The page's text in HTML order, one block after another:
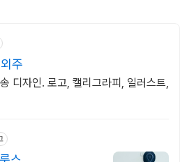
주
디자인. 로고, 캘리그라피, 일러스트,